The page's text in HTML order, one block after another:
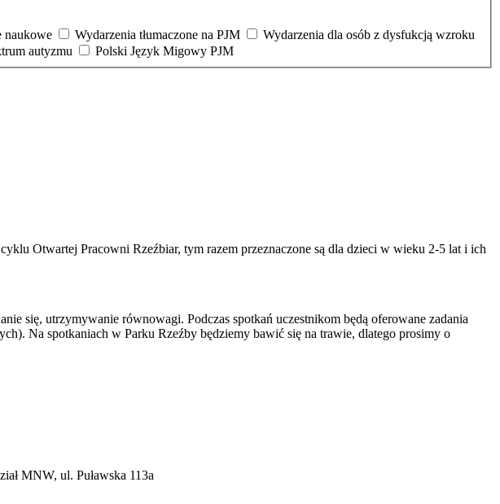
naukowe Wydarzenia tłumaczone na PJM
Wydarzenia dla osób z dysfukcją wzroku
autyzmu Polski Język Migowy PJM
Otwartej Pracowni Rzeźbiar, tym razem przeznaczone są dla dzieci w wieku 2-5 lat i ich
się, utrzymywanie równowagi. Podczas spotkań uczestnikom będą oferowane zadania
Na spotkaniach w Parku Rzeźby będziemy bawić się na trawie, dlatego prosimy o
MNW, ul. Puławska 113a